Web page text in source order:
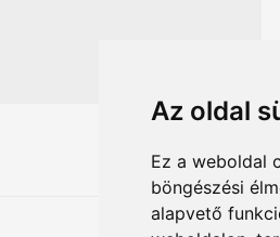
Az oldal
Ez a weboldal
böngészési
alapvető